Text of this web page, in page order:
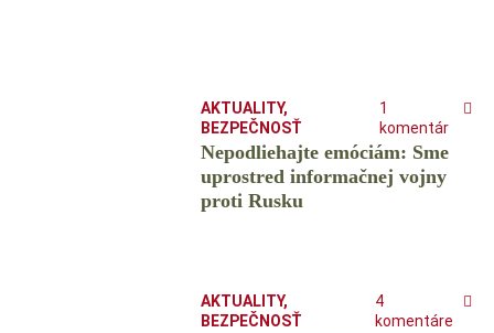
AKTUALITY,
BEZPEČNOSŤ
1
komentár
Nepodliehajte emóciám: Sme
uprostred informačnej vojny
proti Rusku
AKTUALITY,
BEZPEČNOSŤ
4
komentáre